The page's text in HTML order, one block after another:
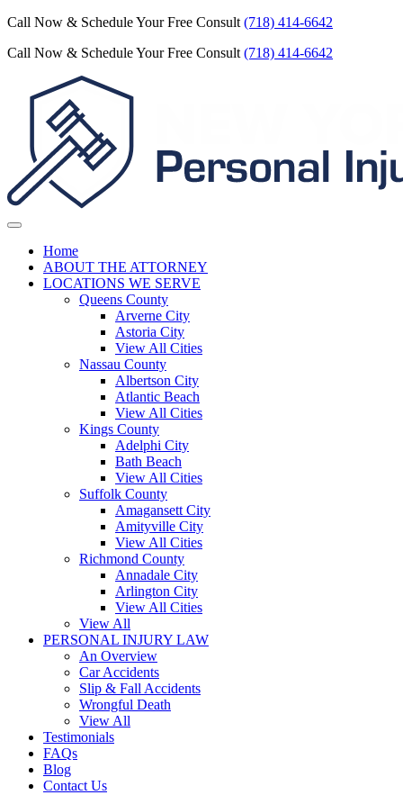
Call Now & Schedule Your Free Consult (718) 414-6642
Call Now & Schedule Your Free Consult (718) 414-6642
Home
ABOUT THE ATTORNEY
LOCATIONS WE SERVE
Queens County
Arverne City
Astoria City
View All Cities
Nassau County
Albertson City
Atlantic Beach
View All Cities
Kings County
Adelphi City
Bath Beach
View All Cities
Suffolk County
Amagansett City
Amityville City
View All Cities
Richmond County
Annadale City
Arlington City
View All Cities
View All
PERSONAL INJURY LAW
An Overview
Car Accidents
Slip & Fall Accidents
Wrongful Death
View All
Testimonials
FAQs
Blog
Contact Us